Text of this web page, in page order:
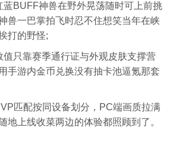
蓝BUFF神兽在野外晃荡随时可上前挑
兽一巴掌拍飞时忍不住想笑当年在峡
打的野怪;
只靠赛季通行证与外观皮肤支撑营
手游内金币兑换没有抽卡池逼氪那套
匹配按同设备划分，PC端画质拉满
地上线收菜两边的体验都照顾到了。